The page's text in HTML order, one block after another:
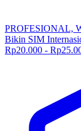
PROFESIONAL,
Bikin SIM
Rp20.000 -